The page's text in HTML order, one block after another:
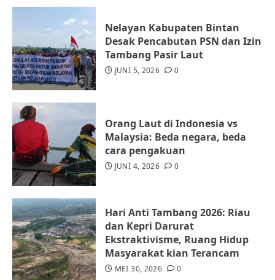
4
Warga Rempang Ajukan
Audiensi dengan Wali Kota
5
Tim Advokasi Desak BP Batam
Berhenti Merampas Tanah
Nelayan Kabupaten Bintan
Desak Pencabutan PSN dan Izin
Tambang Pasir Laut
JUNI 5, 2026 0
Orang Laut di Indonesia vs
Malaysia: Beda negara, beda
cara pengakuan
JUNI 4, 2026 0
Hari Anti Tambang 2026: Riau
dan Kepri Darurat
Ekstraktivisme, Ruang Hidup
Masyarakat kian Terancam
MEI 30, 2026 0